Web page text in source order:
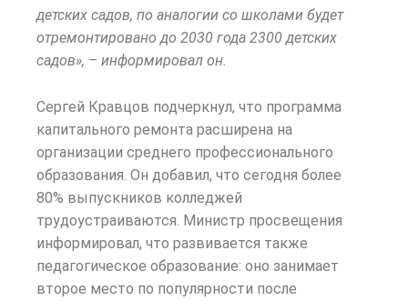
детских садов, по аналогии со школами будет
отремонтировано до 2030 года 2300 детских
садов», – информировал он.
Сергей Кравцов подчеркнул, что программа
капитального ремонта расширена на
организации среднего профессионального
образования. Он добавил, что сегодня более
80% выпускников колледжей
трудоустраиваются. Министр просвещения
информировал, что развивается также
педагогическое образование: оно занимает
второе место по популярности после